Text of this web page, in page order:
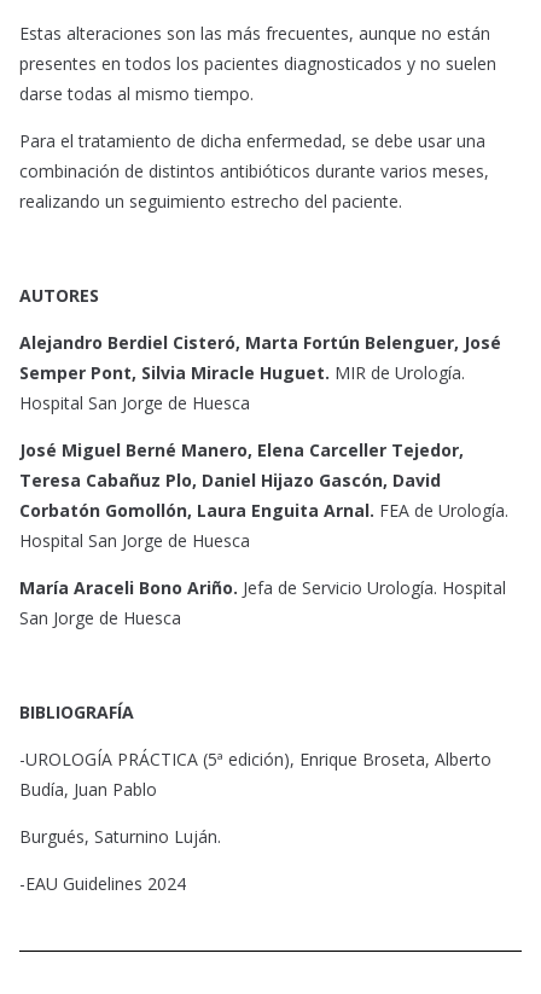
Estas alteraciones son las más frecuentes, aunque no están
presentes en todos los pacientes diagnosticados y no suelen
darse todas al mismo tiempo.
Para el tratamiento de dicha enfermedad, se debe usar una
combinación de distintos antibióticos durante varios meses,
realizando un seguimiento estrecho del paciente.
AUTORES
Alejandro Berdiel Cisteró, Marta Fortún Belenguer, José
Semper Pont, Silvia Miracle Huguet. MIR de Urología.
Hospital San Jorge de Huesca
José Miguel Berné Manero, Elena Carceller Tejedor,
Teresa Cabañuz Plo, Daniel Hijazo Gascón, David
Corbatón Gomollón, Laura Enguita Arnal. FEA de Urología.
Hospital San Jorge de Huesca
María Araceli Bono Ariño. Jefa de Servicio Urología. Hospital
San Jorge de Huesca
BIBLIOGRAFÍA
-UROLOGÍA PRÁCTICA (5ª edición), Enrique Broseta, Alberto
Budía, Juan Pablo
Burgués, Saturnino Luján.
-EAU Guidelines 2024